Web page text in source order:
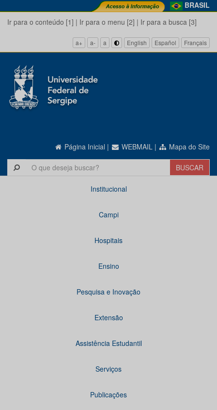
BRASIL
Ir para o conteúdo [1] | Ir para o menu [2] | Ir para a busca [3]
a+ a- a English Español Français
Página Inicial | WEBMAIL | Mapa do Site
Institucional
Campi
Hospitais
Ensino
Pesquisa e Inovação
Extensão
Assistência Estudantil
Serviços
Publicações